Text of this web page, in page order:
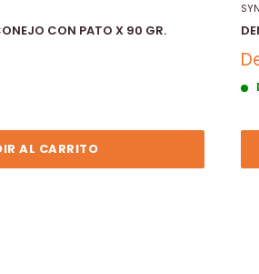
CON PATO X 90 GR.
AL CARRITO